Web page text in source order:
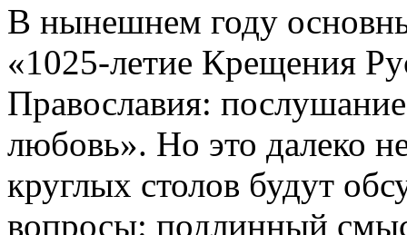
В нынешнем году
«1025-летие Крещения
Православия:
любовь». Но это далеко
круглых столов будут
вопросы: подлинный